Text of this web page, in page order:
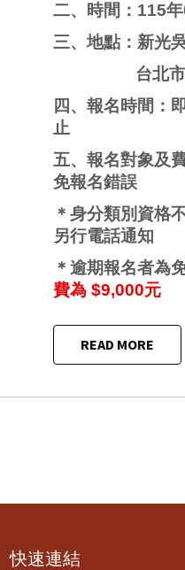
二、時間：115
三、地點：新光
台北
四、報名時間：
止
五、報名對象及
免報名錯誤
＊身分類別資格
另行電話通知
＊逾期報名者為
費為 $9,000元
READ MORE
快速連結